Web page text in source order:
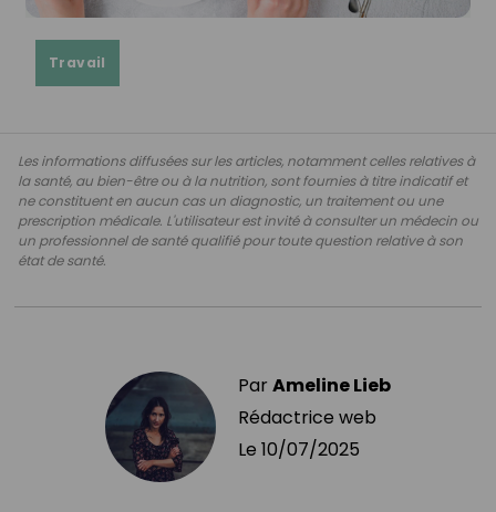
Travail
Les informations diffusées sur les articles, notamment celles relatives à
la santé, au bien-être ou à la nutrition, sont fournies à titre indicatif et
ne constituent en aucun cas un diagnostic, un traitement ou une
prescription médicale. L'utilisateur est invité à consulter un médecin ou
un professionnel de santé qualifié pour toute question relative à son
état de santé.
ParAmeline Lieb
Rédactrice web
Le 10/07/2025